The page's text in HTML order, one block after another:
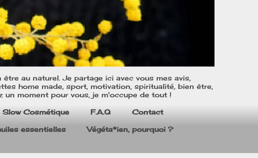
au naturel. Je partage ici avec vous mes avis,
home made, sport, motivation, spiritualité, bien être,
un moment pour vous, je m'occupe de tout !
Slow Cosmétique F.A.Q Contact
essentielles Végéta*ien, pourquoi ?